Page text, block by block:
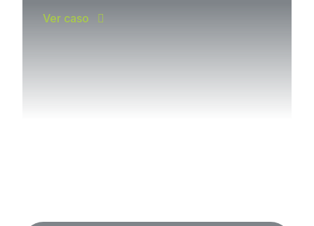
Ver caso